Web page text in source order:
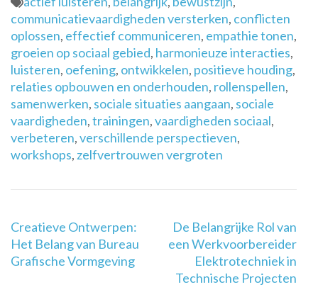
communicatievaardigheden versterken, conflicten
oplossen, effectief communiceren, empathie tonen,
groeien op sociaal gebied, harmonieuze interacties,
luisteren, oefening, ontwikkelen, positieve houding,
relaties opbouwen en onderhouden, rollenspellen,
samenwerken, sociale situaties aangaan, sociale
vaardigheden,trainingen,vaardigheden sociaal,
verbeteren,verschillende perspectieven,
workshops, zelfvertrouwen vergroten
Berichtnavigatie
Creatieve Ontwerpen:
Het Belang van Bureau
Grafische Vormgeving
De Belangrijke Rol van
een Werkvoorbereider
Elektrotechniek in
Technische Projecten